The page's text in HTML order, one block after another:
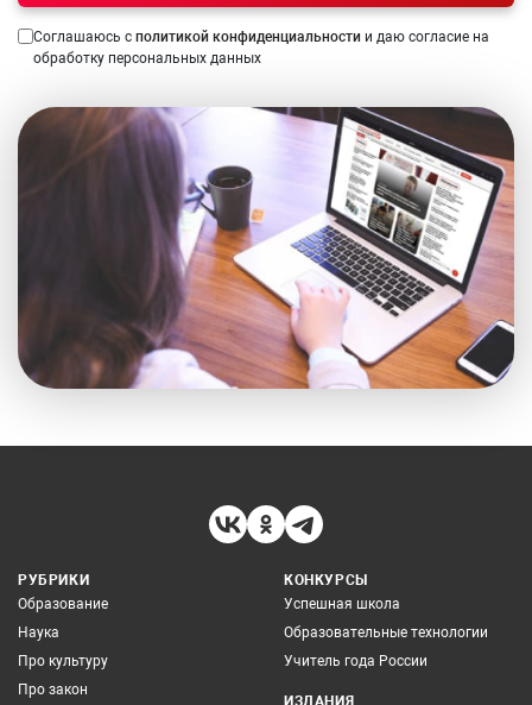
Соглашаюсь с политикой конфиденциальности и даю согласие на
обработку персональных данных
РУБРИКИ
Образование
Наука
Про культуру
Про закон
КОНКУРСЫ
Успешная школа
Образовательные технологии
Учитель года России
ИЗДАНИЯ